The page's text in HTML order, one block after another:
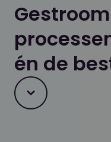
én de